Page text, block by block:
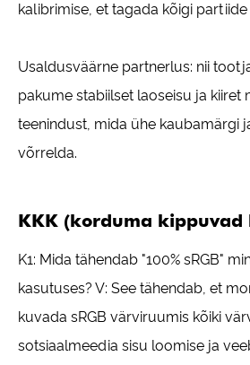
kalibrimise, et tagada kõigi
Usaldusväärne partnerlus: nii
pakume stabiilset laoseisu ja kiiret
teenindust, mida ühe kaubamärgi
võrrelda.
KKK (korduma kippuvad
K1: Mida tähendab "100% sRGB"
kasutuses? V: See tähendab, et
kuvada sRGB värviruumis kõiki
sotsiaalmeedia sisu loomise ja